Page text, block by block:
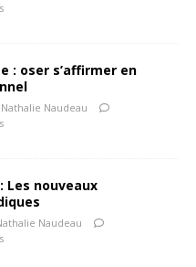
: oser s’affirmer en
Nathalie Naudeau
nouveaux
Naudeau